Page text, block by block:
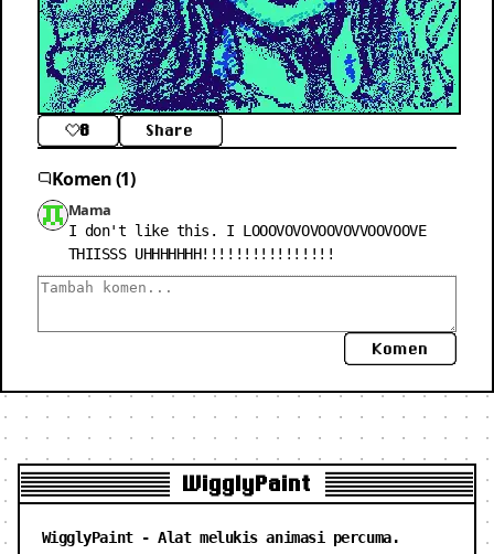
8 Share
Komen (1)
Mama
I don't like this. I LOOOVOVOVOOVOVVOOVOOVE
THIISSS UHHHHHHH!!!!!!!!!!!!!!!!
Komen
WigglyPaint
WigglyPaint - Alat melukis animasi percuma.